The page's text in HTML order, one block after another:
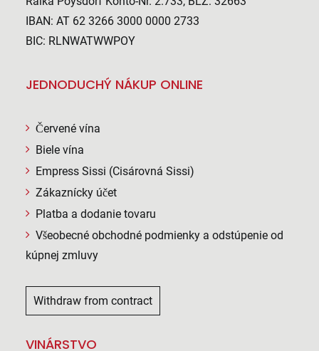
IBAN: AT 62 3266 3000 0000 2733
BIC: RLNWATWWPOY
JEDNODUCHÝ NÁKUP ONLINE
Červené vína
Biele vína
Empress Sissi (Cisárovná Sissi)
Zákaznícky účet
Platba a dodanie tovaru
Všeobecné obchodné podmienky a odstúpenie od
kúpnej zmluvy
Withdraw from contract
VINÁRSTVO